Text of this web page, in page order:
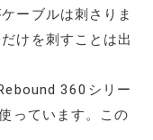
ーブルは刺さりま
けを刺すことは出
360シリー
っています。この